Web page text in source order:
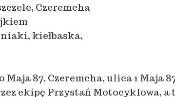
Czeremcha
kiełbaska,
87, Czeremcha, ulica 1 Maja
ekipę Przystań Motocyklowa, a